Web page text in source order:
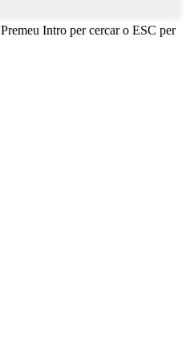
Premeu Intro per cercar o ESC per